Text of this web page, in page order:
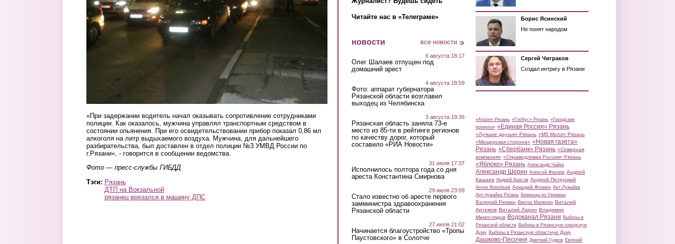
«При задержании водитель начал оказывать сопротивление сотрудниками
полиции. Как оказалось, мужчина управлял транспортным средством в
состоянии опьянения. При его освидетельствовании прибор показал 0,86 мл
алкоголя на литр выдыхаемого воздуха. Мужчина, для дальнейшего
разбирательства, был доставлен в отдел полиции №3 УМВД России по
г.Рязани», - говорится в сообщении ведомства.
Фото — пресс-службы ГИБДД
Тэги: Рязань
ДТП на Вокзальной
рязанец врезался в машину ДПС
Читайте нас в «Телеграме»
новости все новости
6 августа 18:17
Олег Шалаев отпущен под
домашний арест
4 августа 18:59
Фото: аппарат губернатора
Рязанской области возглавил
выходец из Челябинска
3 августа 19:36
Рязанская область заняла 73-е
место из 85-ти в рейтинге регионов
по качеству дорог, который
составило «РИА Новости»
31 июля 17:37
Исполнилось полтора года со дня
ареста Константина Смирнова
29 июля 23:09
Стало известно об аресте первого
замминистра здравоохранения
Рязанской области
27 июля 21:02
Начинается благоустройство «Тропы
Паустовского» в Солотче
Борис Ясинский
Не понят народом
Сергей Чиграков
Создал интригу в Рязани
«Атрон» Рязань «Глобус» Рязань «Городские
проекты» «Единая Россия» Рязань
«Лучшие друзья» Рязань «М5 Молл» Рязань
«Мещерская сторона» «Новая газета»
Рязань «Сбербанк» Рязань «Северная
компания» «Справедливая Россия» Рязань
«Яблоко» Рязань Александр Чайка
Александр Шерин Алексей Фролов Андрей
Кашаев Андрей Красов Андрей Петруцкий
Антон Воробьев Аркадий Фомин Арт-Лужайка
Арт-лужайка Рязань Беженцы из Украины
Валерий Рюмин Виктор Малюгин Виталий
Артемов Виталий Ларин Владимир
Мимоглядов Водоканал Рязани Выборы в
Рязанской области Выборы в Рязанскую городскую
Думу Выборы в Рязанскую областную Думу
Дашково-Песочня Дмитрий Гудков Евгений